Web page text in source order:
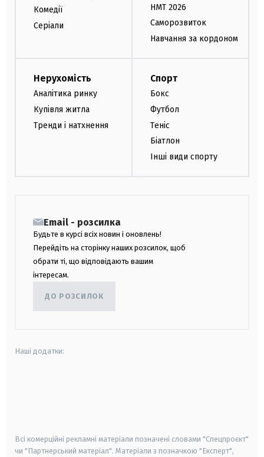
Комедії
Серіали
НМТ 2026
Саморозвиток
Навчання за кордоном
Нерухомість
Аналітика ринку
Купівля житла
Тренди і натхнення
Спорт
Бокс
Футбол
Теніс
Біатлон
Інші види спорту
Email - розсилка
Будьте в курсі всіх новин і оновлень!
Перейдіть на сторінку наших розсилок, щоб
обрати ті, що відповідають вашим
інтересам.
ДО РОЗСИЛОК
Наші додатки:
Всі комерційні рекламні матеріали позначені словами "Спецпроєкт"
чи "Партнерський матеріал". Матеріали з позначкою "Експерт",